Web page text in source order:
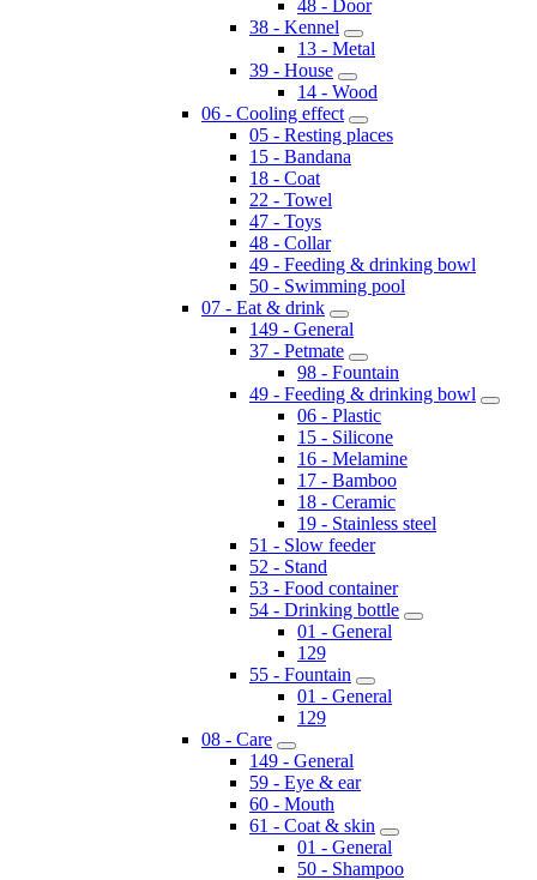
48 - Door
38 - Kennel
13 - Metal
39 - House
14 - Wood
06 - Cooling effect
05 - Resting places
15 - Bandana
18 - Coat
22 - Towel
47 - Toys
48 - Collar
49 - Feeding & drinking bowl
50 - Swimming pool
07 - Eat & drink
149 - General
37 - Petmate
98 - Fountain
49 - Feeding & drinking bowl
06 - Plastic
15 - Silicone
16 - Melamine
17 - Bamboo
18 - Ceramic
19 - Stainless steel
51 - Slow feeder
52 - Stand
53 - Food container
54 - Drinking bottle
01 - General
129
55 - Fountain
01 - General
129
08 - Care
149 - General
59 - Eye & ear
60 - Mouth
61 - Coat & skin
01 - General
50 - Shampoo